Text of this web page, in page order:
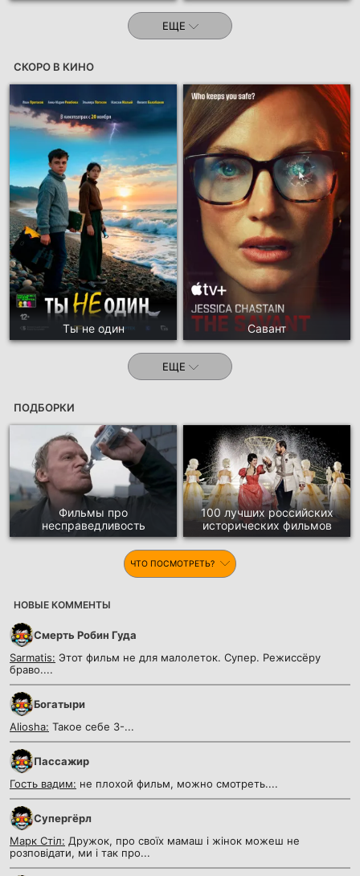
ЕЩЕ
СКОРО В КИНО
Ты не один Савант
ЕЩЕ
ПОДБОРКИ
Фильмы про
несправедливость
100 лучших российских
исторических фильмов
ЧТО ПОСМОТРЕТЬ?
НОВЫЕ КОММЕНТЫ
Смерть Робин Гуда
Sarmatis: Этот фильм не для малолеток. Супер. Режиссёру
браво....
Богатыри
Aliosha: Такое себе 3-...
Пассажир
Гость вадим: не плохой фильм, можно смотреть....
Супергёрл
Марк Стіл: Дружок, про своїх мамаш і жінок можеш не
розповідати, ми і так про...